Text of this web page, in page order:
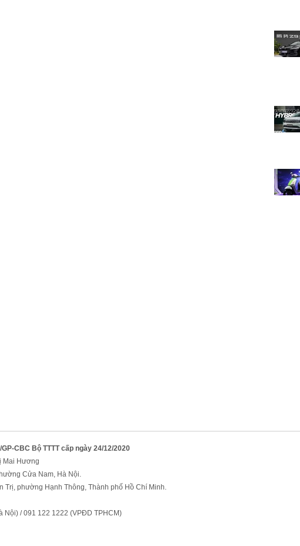
CBC Bộ TTTT cấp ngày 24/12/2020
Mai Hương
Cửa Nam, Hà Nội.
Trị, phường Hạnh Thông, Thành phố Hồ Chí Minh.
Nội) / 091 122 1222 (VPĐD TPHCM)